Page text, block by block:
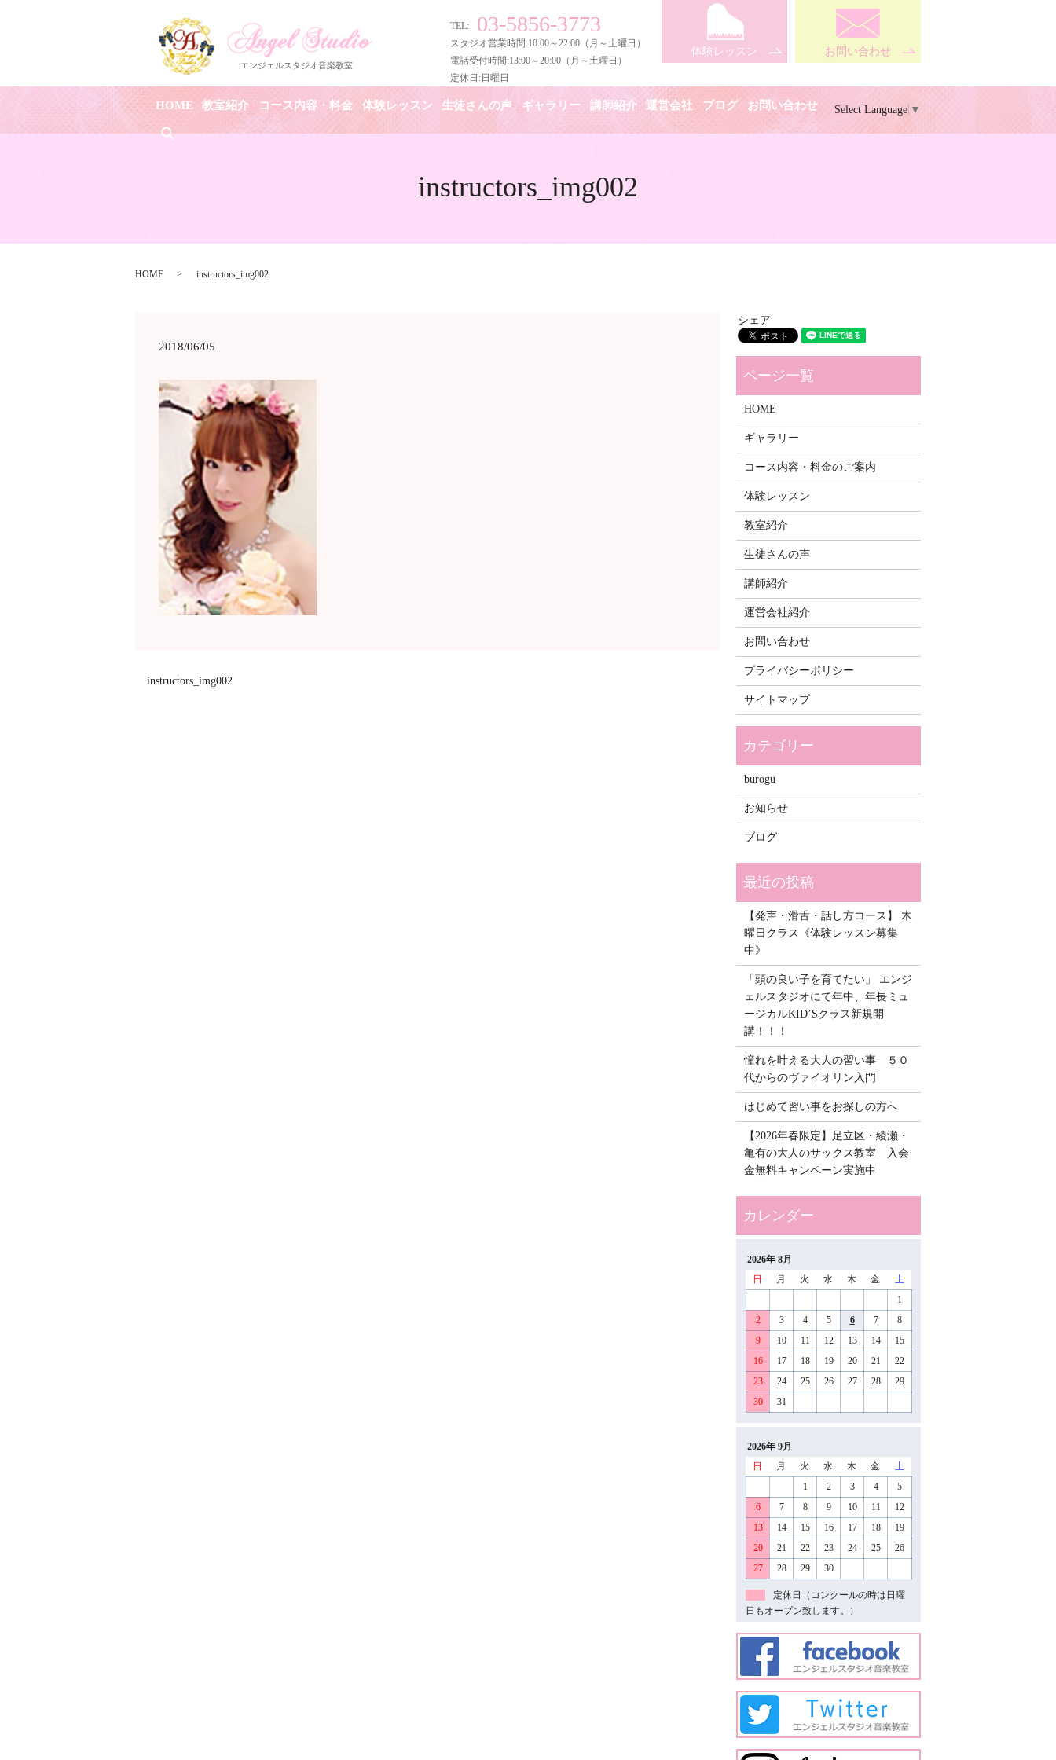
TEL: 03-5856-3773
スタジオ営業時間:10:00～22:00（月～土曜日）
電話受付時間:13:00～20:00（月～土曜日）
定休日:日曜日
体験レッスン お問い合わせ
Select Language ▼
HOME 教室紹介 コース内容・料金 体験レッスン 生徒さんの声 ギャラリー 講師紹介 運営会社 ブログ お問い合わせ
search
instructors_img002
HOME instructors_img002
2018/06/05
instructors_img002
シェア
HOME
ギャラリー
コース内容・料金のご案内
体験レッスン
教室紹介
生徒さんの声
講師紹介
運営会社紹介
お問い合わせ
プライバシーポリシー
サイトマップ
burogu
お知らせ
ブログ
【発声・滑舌・話し方コース】 木
曜日クラス《体験レッスン募集
中》
「頭の良い子を育てたい」 エンジ
ェルスタジオにて年中、年長ミュ
ージカルKID’Sクラス新規開
講！！！
憧れを叶える大人の習い事 ５０
代からのヴァイオリン入門
はじめて習い事をお探しの方へ
【2026年春限定】足立区・綾瀬・
亀有の大人のサックス教室 入会
金無料キャンペーン実施中
2026年 8月
日
月 火 水 木 金
土
1
2
3 4 5 6 7
8
9
10 11 12 13 14
15
16
17 18 19 20 21
22
23
24 25 26 27 28
29
30
31
2026年 9月
日
月 火 水 木 金
土
1
2 3 4
5
6
7 8 9 10 11
12
13
14 15 16 17 18
19
20
21 22 23 24 25
26
27
28 29 30
定休日（コンクールの時は日曜
日もオープン致します。）